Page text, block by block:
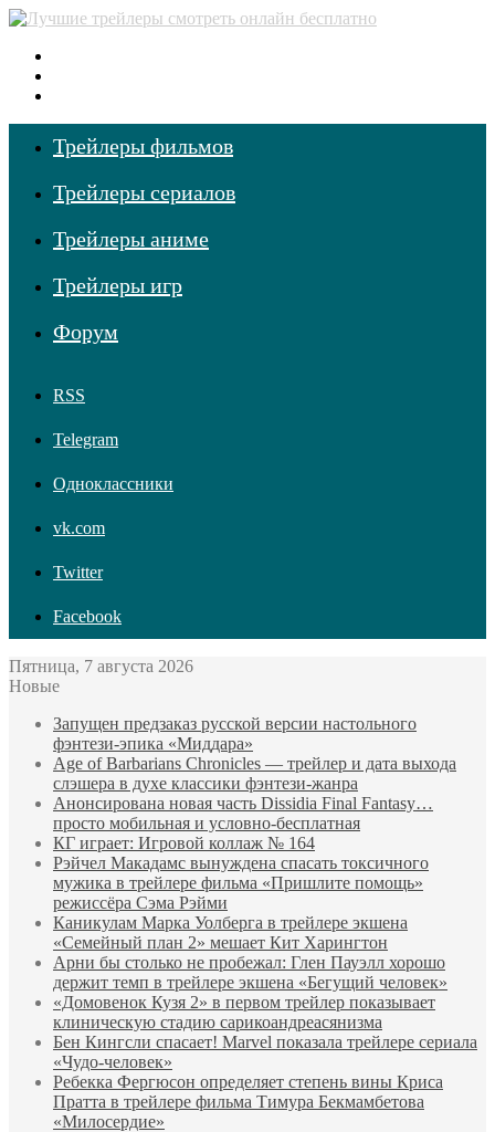
Трейлеры фильмов
Трейлеры сериалов
Трейлеры аниме
Трейлеры игр
Форум
RSS
Telegram
Одноклассники
vk.com
Twitter
Facebook
Пятница, 7 августа 2026
Новые
Запущен предзаказ русской версии настольного
фэнтези-эпика «Миддара»
Age of Barbarians Chronicles — трейлер и дата выхода
слэшера в духе классики фэнтези-жанра
Анонсирована новая часть Dissidia Final Fantasy…
просто мобильная и условно-бесплатная
КГ играет: Игровой коллаж № 164
Рэйчел Макадамс вынуждена спасать токсичного
мужика в трейлере фильма «Пришлите помощь»
режиссёра Сэма Рэйми
Каникулам Марка Уолберга в трейлере экшена
«Семейный план 2» мешает Кит Харингтон
Арни бы столько не пробежал: Глен Пауэлл хорошо
держит темп в трейлере экшена «Бегущий человек»
«Домовенок Кузя 2» в первом трейлер показывает
клиническую стадию сарикоандреасянизма
Бен Кингсли спасает! Marvel показала трейлере сериала
«Чудо-человек»
Ребекка Фергюсон определяет степень вины Криса
Пратта в трейлере фильма Тимура Бекмамбетова
«Милосердие»